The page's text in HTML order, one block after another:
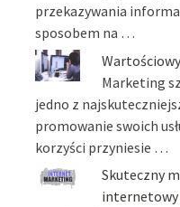
przekazywania
sposobem na …
Marketing
jedno z
promowanie swoich
korzyści przyniesie …
Skuteczny
internetowy